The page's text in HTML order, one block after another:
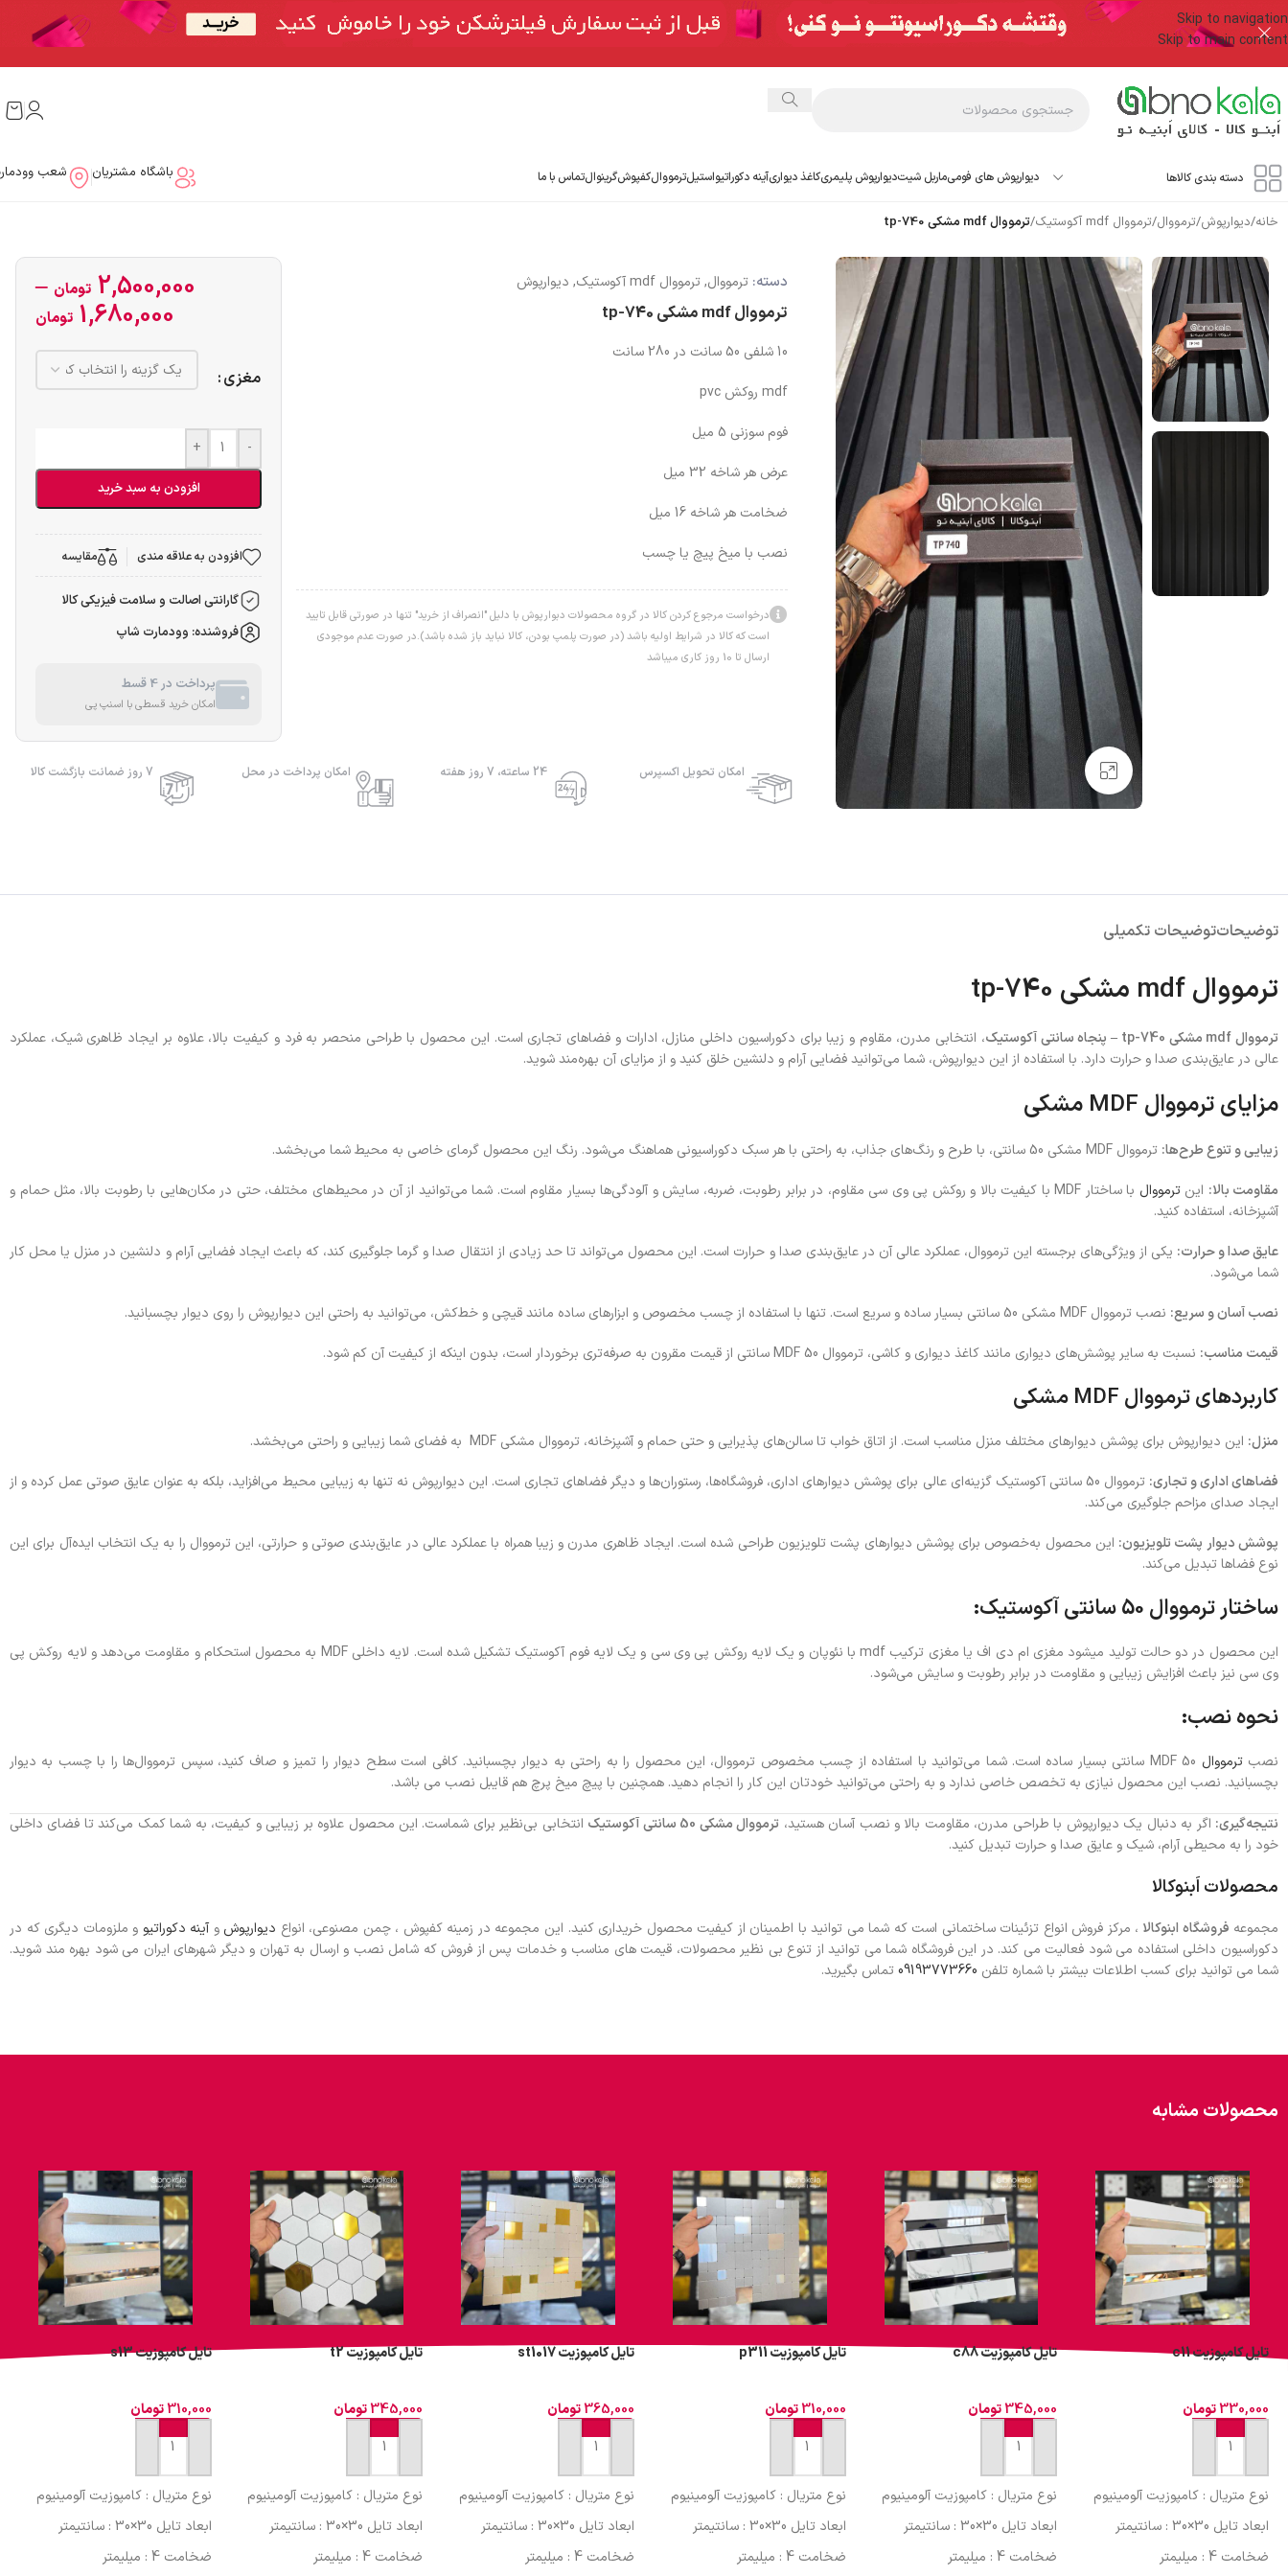
Skip to navigation
Skip to main content
دسته بندی کالاها دیوارپوش های فومیماربل شیتدیوارپوش پلیمریکاغذ دیواریآینه دکوراتیواستیلترمووالکفپوشگرینوالتماس با ما باشگاه مشتریان شعب
خانه/دیوارپوش/ترمووال/ترمووال mdf آکوستیک /ترمووال mdf مشکی tp-740
بزرگنمایی تصویر
دسته: ترمووال, ترمووال mdf آکوستیک , دیوارپوش
ترمووال mdf مشکی tp-740
10 شلفی 50 سانت در 280 سانت
mdf روکش pvc
فوم سوزنی 5 میل
عرض هر شاخه 32 میل
ضخامت هر شاخه 16 میل
نصب با میخ پیچ یا چسب
درخواست مرجوع کردن کالا در گروه محصولات دبوارپوش با دلیل "انصراف از خرید" تنها در صورتی قابل تایید
است که کالا در شرایط اولیه باشد (در صورت پلمپ بودن، کالا نباید باز شده باشد).در صورت عدم موجودی
ارسال تا 10 روز کاری میباشد
2,500,000 تومان –
1,680,000 تومان
مغزی
-
+
افزودن به سبد خرید
افزودن به علاقه مندی مقایسه
گارانتی اصالت و سلامت فیزیکی کالا
فروشنده: وودمارت شاپ
پرداخت در 4 قسط
امکان خرید قسطی با اسنپ پی
امکان تحویل اکسپرس 24 ساعته، 7 روز هفته امکان پرداخت در محل 7 روز ضمانت بازگشت کالا
توضیحاتتوضیحات تکمیلی
ترمووال mdf مشکی tp-740
ترمووال mdf مشکی tp-740 – پنجاه سانتی آکوستیک
، انتخابی مدرن، مقاوم و زیبا برای دکوراسیون داخلی منازل، ادارات و فضاهای تجاری است. این محصول با طراحی منحصر به فرد و کیفیت بالا، علاوه بر ایجاد ظاهری شیک، عملکرد
عالی در عایق‌بندی صدا و حرارت دارد. با استفاده از این دیوارپوش، شما می‌توانید فضایی آرام و دلنشین خلق کنید و از مزایای آن بهره‌مند شوید.
مزایای ترمووال MDF مشکی
زیبایی و تنوع طرح‌ها: ترمووال MDF مشکی 50 سانتی، با طرح و رنگ‌های جذاب، به راحتی با هر سبک دکوراسیونی هماهنگ می‌شود. رنگ این محصول گرمای خاصی به محیط شما می‌بخشد.
مقاومت بالا: اینترمووال
با ساختار MDF با کیفیت بالا و روکش پی وی سی مقاوم، در برابر رطوبت، ضربه، سایش و آلودگی‌ها بسیار مقاوم است. شما می‌توانید از آن در محیط‌های مختلف، حتی در مکان‌هایی با رطوبت بالا، مثل حمام و
آشپزخانه، استفاده کنید.
عایق صدا و حرارت: یکی از ویژگی‌های برجسته این ترمووال، عملکرد عالی آن در عایق‌بندی صدا و حرارت است. این محصول می‌تواند تا حد زیادی از انتقال صدا و گرما جلوگیری کند، که باعث ایجاد فضایی آرام و دلنشین در منزل یا محل کار
شما می‌شود.
نصب آسان و سریع: نصب ترمووال MDF مشکی 50 سانتی بسیار ساده و سریع است. تنها با استفاده از چسب مخصوص و ابزارهای ساده مانند قیچی و خط‌کش، می‌توانید به راحتی این دیوارپوش را روی دیوار بچسبانید.
قیمت مناسب: نسبت به سایر پوشش‌های دیواری مانند کاغذ دیواری و کاشی، ترمووال MDF 50 سانتی از قیمت مقرون به صرفه‌تری برخوردار است، بدون اینکه از کیفیت آن کم شود.
کاربردهای ترمووال MDF مشکی
منزل: این دیوارپوش برای پوشش دیوارهای مختلف منزل مناسب است. از اتاق خواب تا سالن‌های پذیرایی و حتی حمام و آشپزخانه، ترمووال مشکی MDF به فضای شما زیبایی و راحتی می‌بخشد.
فضاهای اداری و تجاری:
ترمووال 50 سانتی آکوستیک گزینه‌ای عالی برای پوشش دیوارهای اداری، فروشگاه‌ها، رستوران‌ها و دیگر فضاهای تجاری است. این دیوارپوش نه تنها به زیبایی محیط می‌افزاید، بلکه به عنوان عایق صوتی عمل کرده و از
ایجاد صدای مزاحم جلوگیری می‌کند.
پوشش دیوار پشت تلویزیون: این محصول به‌خصوص برای پوشش دیوارهای پشت تلویزیون طراحی شده است. ایجاد ظاهری مدرن و زیبا همراه با عملکرد عالی در عایق‌بندی صوتی و حرارتی، این ترمووال را به یک انتخاب ایده‌آل برای این
نوع فضاها تبدیل می‌کند.
ساختار ترمووال 50 سانتی آکوستیک:
این محصول در دو حالت تولید میشود مغزی ام دی اف یا مغزی ترکیب mdf با نئوپان و یک لایه روکش پی وی سی و یک لایه فوم آکوستیک تشکیل شده است. لایه داخلی MDF به محصول استحکام و مقاومت می‌دهد و لایه روکش پی
وی سی نیز باعث افزایش زیبایی و مقاومت در برابر رطوبت و سایش می‌شود.
نحوه نصب:
نصبترمووال
MDF 50 سانتی بسیار ساده است. شما می‌توانید با استفاده از چسب مخصوص ترمووال، این محصول را به راحتی به دیوار بچسبانید. کافی است سطح دیوار را تمیز و صاف کنید، سپس ترمووال‌ها را با چسب به دیوار
بچسبانید. نصب این محصول نیازی به تخصص خاصی ندارد و به راحتی می‌توانید خودتان این کار را انجام دهید. همچنین با پیچ میخ پرچ هم قایبل نصب می باشد.
نتیجه‌گیری: اگر به دنبال یک دیوارپوش با طراحی مدرن، مقاومت بالا و نصب آسان هستید، ترمووال مشکی 50 سانتی آکوستیک
انتخابی بی‌نظیر برای شماست. این محصول علاوه بر زیبایی و کیفیت، به شما کمک می‌کند تا فضای داخلی
خود را به محیطی آرام، شیک و عایق صدا و حرارت تبدیل کنید.
محصولات اَبنوکالا
مجموعه فروشگاه ابنوکالا ، مرکز فروش انواع تزئینات ساختمانی است که شما می توانید با اطمینان از کیفیت محصول خریداری کنید. این مجموعه در زمینه کفپوش ، چمن مصنوعی، انواع دیوارپوش و آینه دکوراتیو و ملزومات دیگری که در
دکوراسیون داخلی استفاده می شود فعالیت می کند. در این فروشگاه شما می توانید از تنوع بی نظیر محصولات، قیمت های مناسب و خدمات پس از فروش که شامل نصب و ارسال به تهران و دیگر شهرهای ایران می شود بهره مند شوید.
شما می توانید برای کسب اطلاعات بیشتر با شماره تلفن 09193773660تماس بگیرید.
محصولات مشابه
تایل کامپوزیت c11
330,000تومان
افزودن به سبد خرید
نوع متریال : کامپوزیت آلومینیوم
ابعاد تایل 30×30 : سانتیمتر
ضخامت 4 : میلیمتر
تایل کامپوزیت c88
345,000تومان
افزودن به سبد خرید
نوع متریال : کامپوزیت آلومینیوم
ابعاد تایل 30×30 : سانتیمتر
ضخامت 4 : میلیمتر
تایل کامپوزیت p311
310,000تومان
افزودن به سبد خرید
نوع متریال : کامپوزیت آلومینیوم
ابعاد تایل 30×30 : سانتیمتر
ضخامت 4 : میلیمتر
تایل کامپوزیت st1017
365,000تومان
افزودن به سبد خرید
نوع متریال : کامپوزیت آلومینیوم
ابعاد تایل 30×30 : سانتیمتر
ضخامت 4 : میلیمتر
تایل کامپوزیت t2
345,000تومان
افزودن به سبد خرید
نوع متریال : کامپوزیت آلومینیوم
ابعاد تایل 30×30 : سانتیمتر
ضخامت 4 : میلیمتر
تایل کامپوزیت s13
310,000تومان
افزودن به سبد خرید
نوع متریال : کامپوزیت آلومینیوم
ابعاد تایل 30×30 : سانتیمتر
ضخامت 4 : میلیمتر